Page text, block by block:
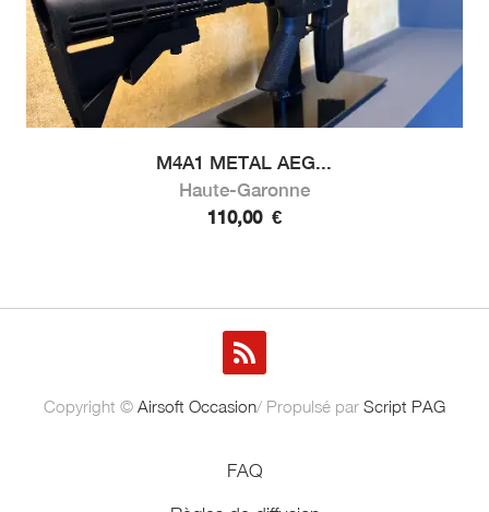
M4A1 METAL AEG...
Haute-Garonne
110,00 €
Copyright © Airsoft Occasion/ Propulsé par Script PAG
FAQ